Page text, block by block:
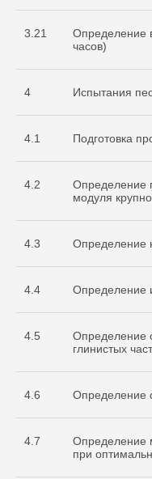
3.21
Определение
часов)
4 Испытания
4.1 Подготовка
4.2
Определение
модуля
4.3 Определение
4.4 Определение
4.5
Определение
глинистых
4.6 Определение
4.7
Определение
при